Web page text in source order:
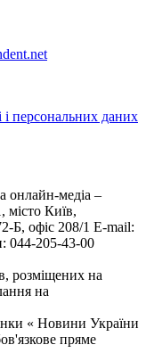
і персональних даних
онлайн-медіа –
місто Київ,
офіс 208/1 E-mail:
044-205-43-00
розміщених на
на
« Новини України
пряме